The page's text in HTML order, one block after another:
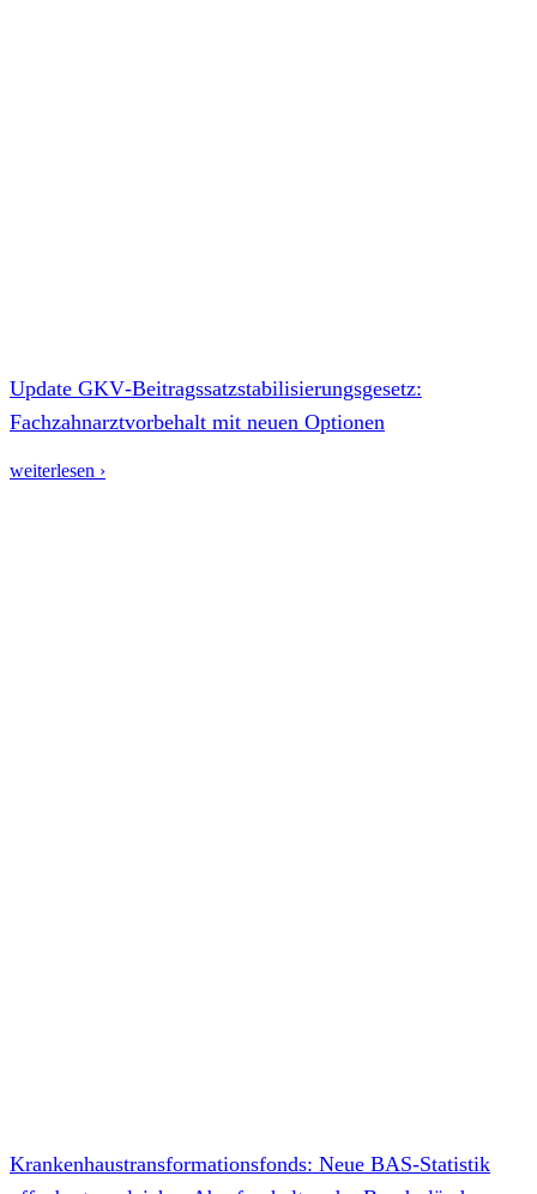
Update GKV‑Beitragssatzstabilisierungsgesetz:
Fachzahnarztvorbehalt mit neuen Optionen
weiterlesen ›
Krankenhaustransformationsfonds: Neue BAS-Statistik